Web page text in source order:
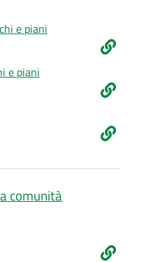
e piani
e piani
comunità